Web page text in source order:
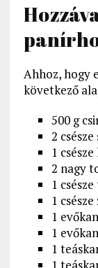
Ahhoz, hogy
következő
500 g
2
1
2 nagy
1
1
1
1
1